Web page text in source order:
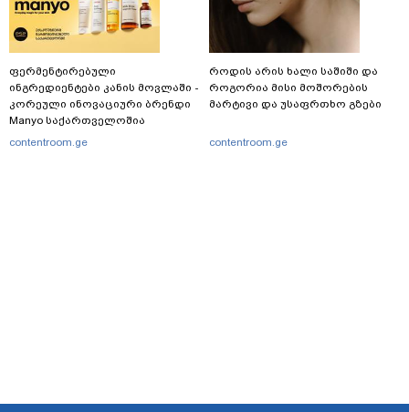
ფერმენტირებული
ინგრედიენტები კანის მოვლაში -
კორეული ინოვაციური ბრენდი
Manyo საქართველოშია
contentroom.ge
როდის არის ხალი საშიში და
როგორია მისი მოშორების
მარტივი და უსაფრთხო გზები
contentroom.ge